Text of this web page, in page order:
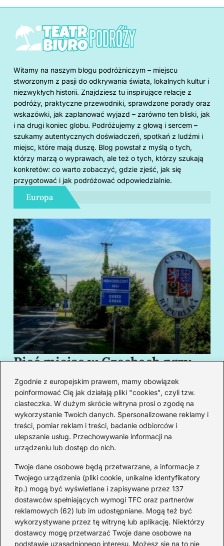
Zgodnie z europejskim prawem, mamy obowiązek
poinformować Cię jak działają pliki "cookies", czyli tzw.
ciasteczka. W dużym skrócie witryna prosi o zgodę na
wykorzystanie Twoich danych. Spersonalizowane reklamy i
treści, pomiar reklam i treści, badanie odbiorców i
ulepszanie usług. Przechowywanie informacji na
urządzeniu lub dostęp do nich.
Twoje dane osobowe będą przetwarzane, a informacje z
Twojego urządzenia (pliki cookie, unikalne identyfikatory
itp.) mogą być wyświetlane i zapisywane przez 137
dostawców spełniających wymogi TFC oraz partnerów
reklamowych (62) lub im udostępniane. Mogą też być
wykorzystywane przez tę witrynę lub aplikację. Niektórzy
dostawcy mogę przetwarzać Twoje dane osobowe na
podstawie uzasadnionego interesu. Możesz się na to nie
Witamy na naszym blogu podróżniczym – miejscu
stworzonym z pasji do odkrywania świata, lokalnych kultur i
niezwykłych historii. Znajdziesz tu inspirujące relacje z
podróży, praktyczne przewodniki, sprawdzone porady oraz
wskazówki, jak zaplanować wyjazd – zarówno ten bliski, jak
i na drugi koniec globu. Podróżujemy z głową i sercem –
szukamy autentycznych doświadczeń, spotkań z ludźmi i
miejsc, które mają duszę. Blog powstał z myślą o tych,
którzy marzą o wyprawach, ale też o tych, którzy szukają
konkretów: co warto zobaczyć, gdzie zjeść, jak się
przygotować i jak podróżować odpowiedzialnie.
Europa
Pięć miejsc w Czechach przy
granicy, które cię oczarują
swoim urokiem
Redakcja
Od lat podróżuję, by poznawać świat z bliska – nie tylko
przez pryzmat zabytków, ale przede wszystkim ludzi,
smaków i codzienności.
Redakcja: Michalina Staszic
ul. Miła 08A, 32-514 Bieruń
477 362 966
admin@teatrbiuropodrozy.pl